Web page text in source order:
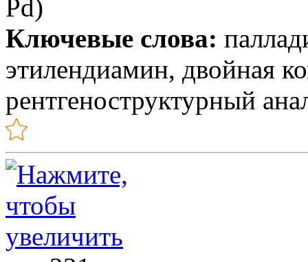
Pd)
Ключевые слова:
этилендиамин, двойная
рентгеноструктурный